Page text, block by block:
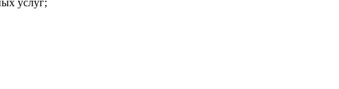
услуг;